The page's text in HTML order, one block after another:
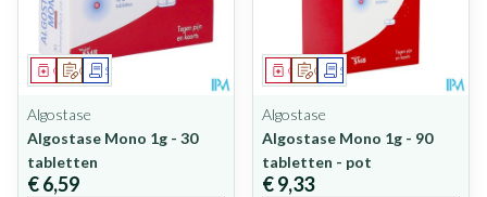
Op voorschrift
GeneesmiddelSchriftelijke aanvraag
Algostase
Algostase Mono 1g - 30
tabletten
€ 6,59
Op voorschrift
GeneesmiddelSchriftelijke aanvraag
Algostase
Algostase Mono 1g - 90
tabletten - pot
€ 9,33